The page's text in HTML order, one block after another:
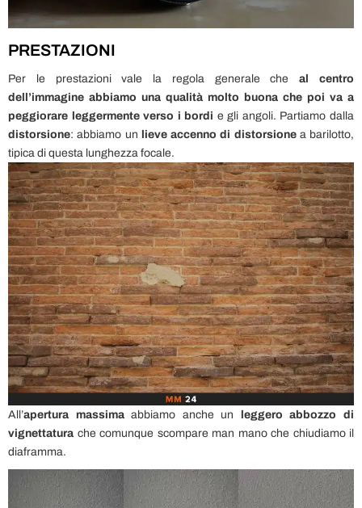
PRESTAZIONI
Per le prestazioni vale la regola generale cheal centro
dell’immagine abbiamo una qualità molto buona che poi va a
peggiorare leggermente verso i bordi e gli angoli. Partiamo dalla
distorsione: abbiamo un lieve accenno di distorsionea barilotto,
tipica di questa lunghezza focale.
All’apertura massimaabbiamo anche un
leggero abbozzo di
vignettatura che comunque scompare man mano che chiudiamo il
diaframma.